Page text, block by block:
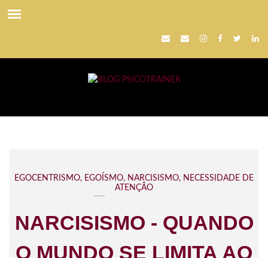
EGOCENTRISMO, EGOÍSMO, NARCISISMO, NECESSIDADE DE
ATENÇÃO
NARCISISMO - QUANDO
O MUNDO SE LIMITA AO